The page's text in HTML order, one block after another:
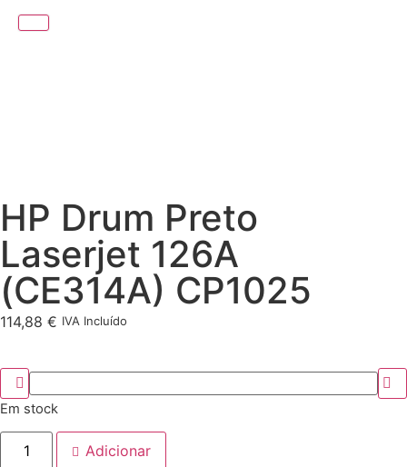
HP Drum Preto
Laserjet 126A
(CE314A) CP1025
114,88 € IVA Incluído
Em stock
Adicionar